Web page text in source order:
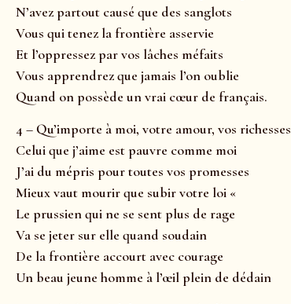
N’avez partout causé que des sanglots
Vous qui tenez la frontière asservie
Et l’oppressez par vos lâches méfaits
Vous apprendrez que jamais l’on oublie
Quand on possède un vrai cœur de français.
4 – Qu’importe à moi, votre amour, vos richesses
Celui que j’aime est pauvre comme moi
J’ai du mépris pour toutes vos promesses
Mieux vaut mourir que subir votre loi «
Le prussien qui ne se sent plus de rage
Va se jeter sur elle quand soudain
De la frontière accourt avec courage
Un beau jeune homme à l’œil plein de dédain